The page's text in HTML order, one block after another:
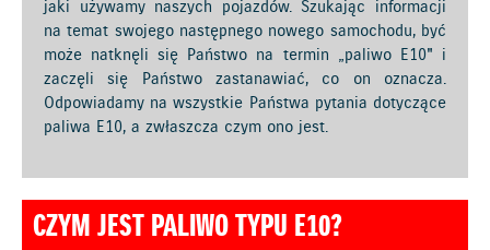
jaki używamy naszych pojazdów. Szukając informacji
na temat swojego następnego nowego samochodu, być
może natknęli się Państwo na termin „paliwo E10" i
zaczęli się Państwo zastanawiać, co on oznacza.
Odpowiadamy na wszystkie Państwa pytania dotyczące
paliwa E10, a zwłaszcza czym ono jest.
CZYM JEST PALIWO TYPU E10?